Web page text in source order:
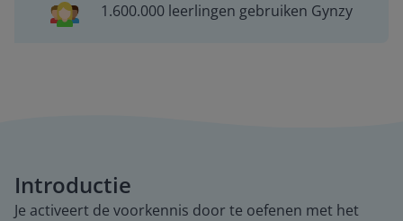
1.600.000 leerlingen gebruiken Gynzy
Introductie
Je activeert de voorkennis door te oefenen met het